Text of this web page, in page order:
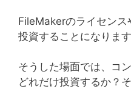
FileMakerのライセンス
投資することになります
そうした場面では、コ
どれだけ投資するか？